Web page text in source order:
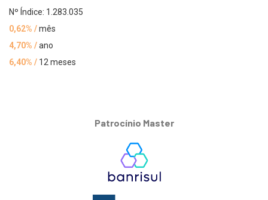
Nº Índice: 1.283.035
0,62% /mês
4,70% /ano
6,40% / 12 meses
Patrocínio Master